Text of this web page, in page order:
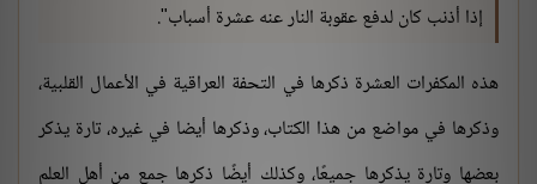
إذا أذنب كان لدفع عقوبة النار عنه عشرة أسباب".
هذه المكفرات العشرة ذكرها في التحفة العراقية في الأعمال القلبية،
وذكرها في مواضع من هذا الكتاب، وذكرها أيضا في غيره، تارة يذكر
بعضها وتارة يذكرها جميعًا، وكذلك أيضًا ذكرها جمع من أهل العلم